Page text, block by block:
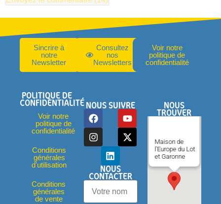
Sincrire à
notre
Newsletter
Consultez
nos
Newsletters
Voir notre
politique de
confidentialité
POLITIQUE DE
CONFIDENTIALITÉ
Voir notre
politique de
confidentialité
Conditions
générales
d'utilisation
Conditions
générales
de vente
NOUS SUIVRE
NOUS
CONTACTER
NOUS
TROUVER
Maison de
l'Europe du Lot
et Garonne